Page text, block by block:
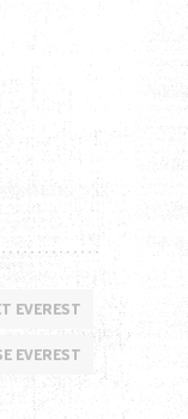
EVEREST
EVEREST